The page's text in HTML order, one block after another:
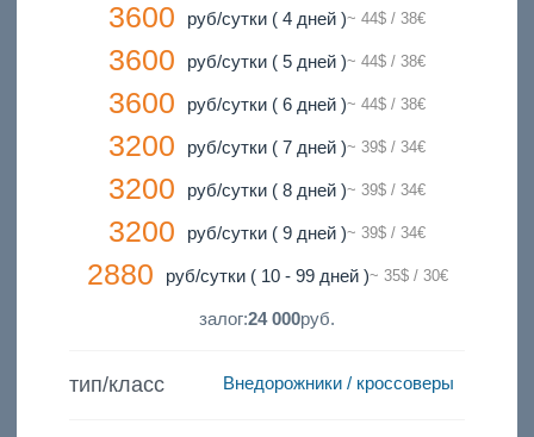
3600 руб/сутки ( 4 дней )~ 44$ / 38€
3600 руб/сутки ( 5 дней )~ 44$ / 38€
3600 руб/сутки ( 6 дней )~ 44$ / 38€
3200 руб/сутки ( 7 дней )~ 39$ / 34€
3200 руб/сутки ( 8 дней )~ 39$ / 34€
3200 руб/сутки ( 9 дней )~ 39$ / 34€
2880 руб/сутки ( 10 - 99 дней )~ 35$ / 30€
залог:24 000руб.
тип/класс Внедорожники / кроссоверы